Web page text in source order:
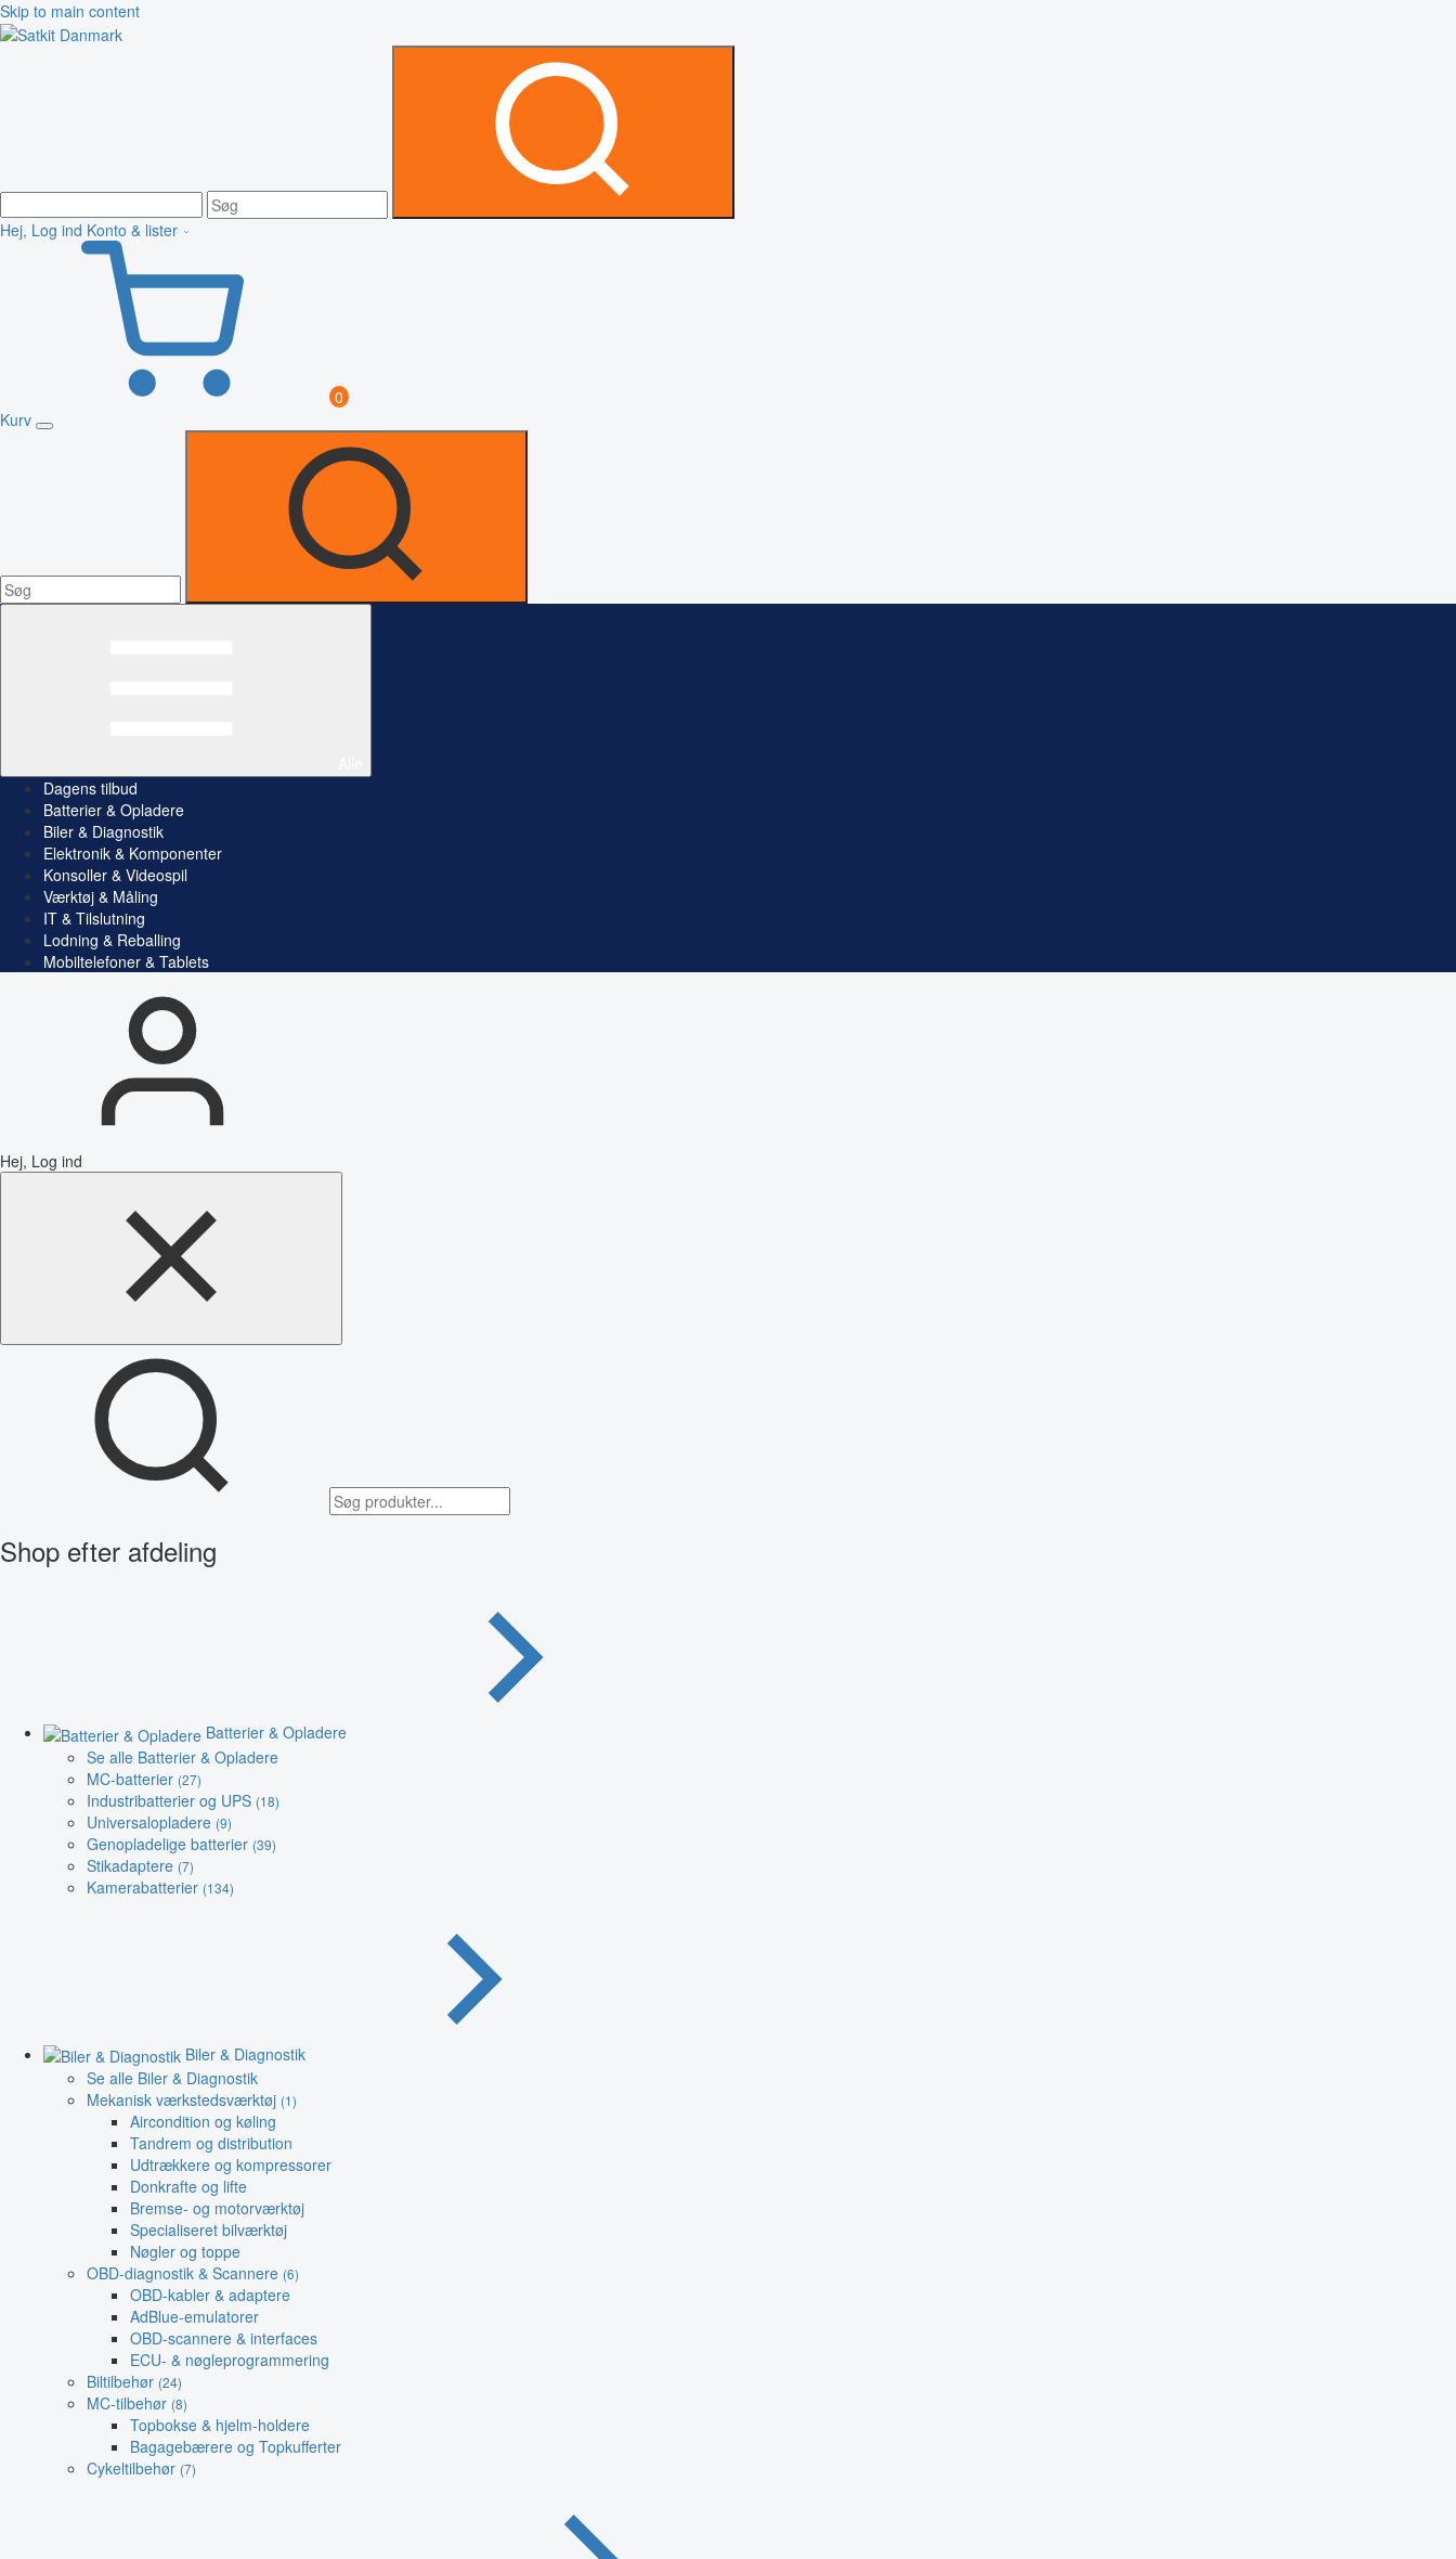
Skip to main content
Hej, Log ind Konto & lister
0
Kurv
Dagens tilbud
Batterier & Opladere
Biler & Diagnostik
Elektronik & Komponenter
Konsoller & Videospil
Værktøj & Måling
IT & Tilslutning
Lodning & Reballing
Mobiltelefoner & Tablets
Hej, Log ind
Shop efter afdeling
Batterier & Opladere
Se alle Batterier & Opladere
MC-batterier (27)
Industribatterier og UPS (18)
Universalopladere (9)
Genopladelige batterier (39)
Stikadaptere (7)
Kamerabatterier (134)
Biler & Diagnostik
Se alle Biler & Diagnostik
Mekanisk værkstedsværktøj (1)
Aircondition og køling
Tandrem og distribution
Udtrækkere og kompressorer
Donkrafte og lifte
Bremse- og motorværktøj
Specialiseret bilværktøj
Nøgler og toppe
OBD-diagnostik & Scannere (6)
OBD-kabler & adaptere
AdBlue-emulatorer
OBD-scannere & interfaces
ECU- & nøgleprogrammering
Biltilbehør (24)
MC-tilbehør (8)
Topbokse & hjelm-holdere
Bagagebærere og Topkufferter
Cykeltilbehør (7)